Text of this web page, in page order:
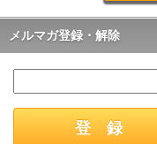
メルマガ登録・解除